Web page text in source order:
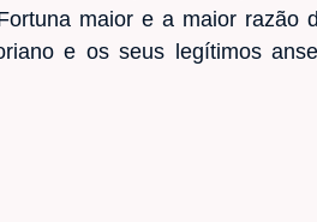
maior e a maior razão
e os seus legítimos